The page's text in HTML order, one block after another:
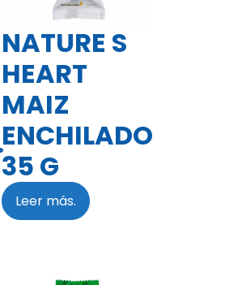
NATURE S
HEART
MAIZ
ENCHILADO
35 G
Leer más.